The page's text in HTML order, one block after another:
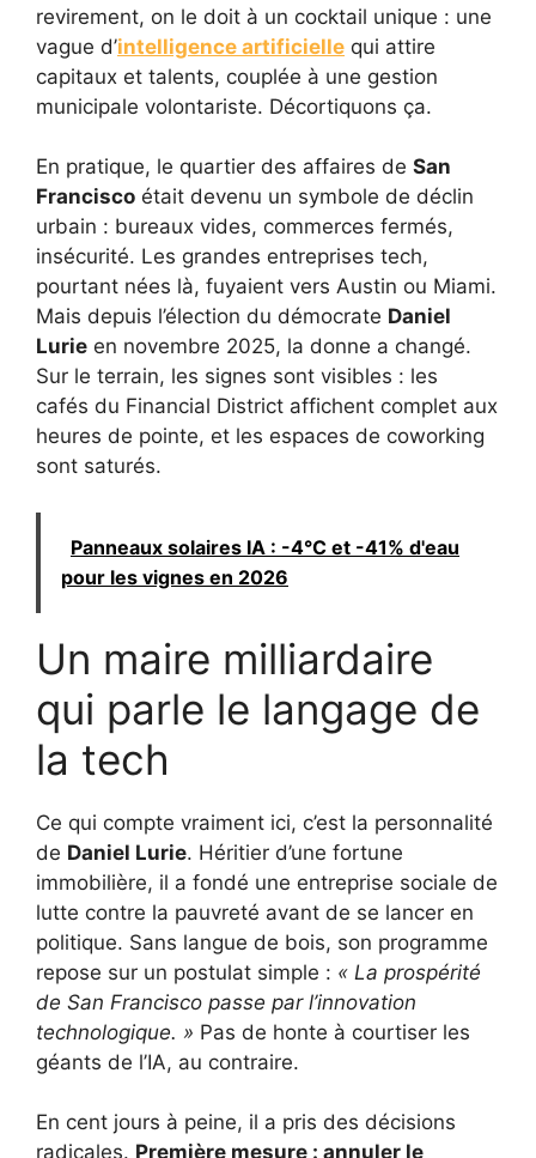
revirement, on le doit à un cocktail unique : une
vague d’intelligence artificielle qui attire
capitaux et talents, couplée à une gestion
municipale volontariste. Décortiquons ça.
En pratique, le quartier des affaires de San
Francisco était devenu un symbole de déclin
urbain : bureaux vides, commerces fermés,
insécurité. Les grandes entreprises tech,
pourtant nées là, fuyaient vers Austin ou Miami.
Mais depuis l’élection du démocrate Daniel
Lurie en novembre 2025, la donne a changé.
Sur le terrain, les signes sont visibles : les
cafés du Financial District affichent complet aux
heures de pointe, et les espaces de coworking
sont saturés.
Panneaux solaires IA : -4°C et -41% d'eau
pour les vignes en 2026
Un maire milliardaire
qui parle le langage de
la tech
Ce qui compte vraiment ici, c’est la personnalité
de Daniel Lurie. Héritier d’une fortune
immobilière, il a fondé une entreprise sociale de
lutte contre la pauvreté avant de se lancer en
politique. Sans langue de bois, son programme
repose sur un postulat simple : « La prospérité
de San Francisco passe par l’innovation
technologique. » Pas de honte à courtiser les
géants de l’IA, au contraire.
En cent jours à peine, il a pris des décisions
radicales. Première mesure : annuler le